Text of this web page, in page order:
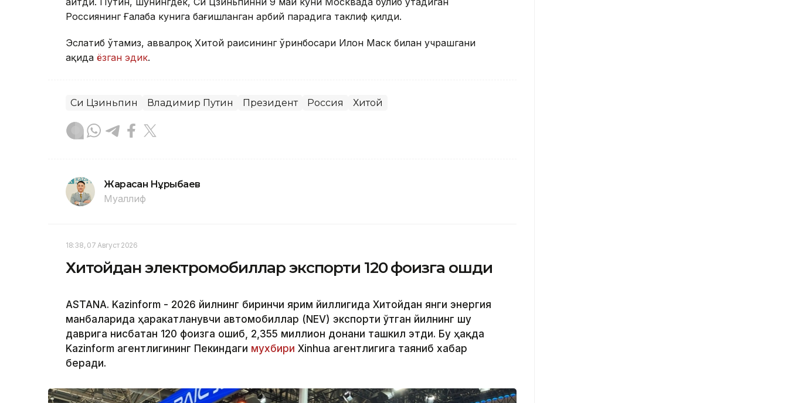
Россиянинг Ғалаба кунига бағишланган ҳарбий парадига таклиф қилди.
Эслатиб ўтамиз, аввалроқ Хитой раисининг ўринбосари Илон Маск билан учрашгани
ҳақида ёзган эдик.
Си Цзиньпин Владимир Путин Президент Россия Хитой
Жарасқан Нұрыбаев
Муаллиф
18:38, 07 Август 2026
Хитойдан электромобиллар экспорти 120 фоизга ошди
ASTANA. Kazinform - 2026 йилнинг биринчи ярим йиллигида Хитойдан янги энергия
манбаларида ҳаракатланувчи автомобиллар (NEV) экспорти ўтган йилнинг шу
даврига нисбатан 120 фоизга ошиб, 2,355 миллион донани ташкил этди. Бу ҳақда
Kazinform агентлигининг Пекиндаги мухбири Xinhua агентлигига таяниб хабар
беради.